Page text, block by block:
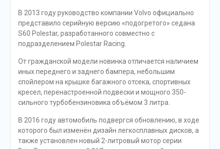
В 2013 году руководство компании Volvo официально
представило серийную версию «подогретого» седана
S60 Polestar, разработанного совместно с
подразделением Polestar Racing.
От гражданской модели новинка отличается наличием
иных переднего и заднего бампера, небольшим
спойлером на крышке багажного отсека, спортивных
кресел, перенастроенной подвески и мощного 350-
сильного турбобензиновика объёмом 3 литра.
В 2016 году автомобиль подвергся обновлению, в ходе
которого был изменён дизайн легкосплавных дисков, а
также установлен новый 2-литровый мотор серии